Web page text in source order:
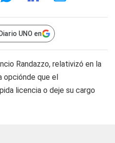
UNO en
Randazzo, relativizó en la
opciónde que el
licencia o deje su cargo